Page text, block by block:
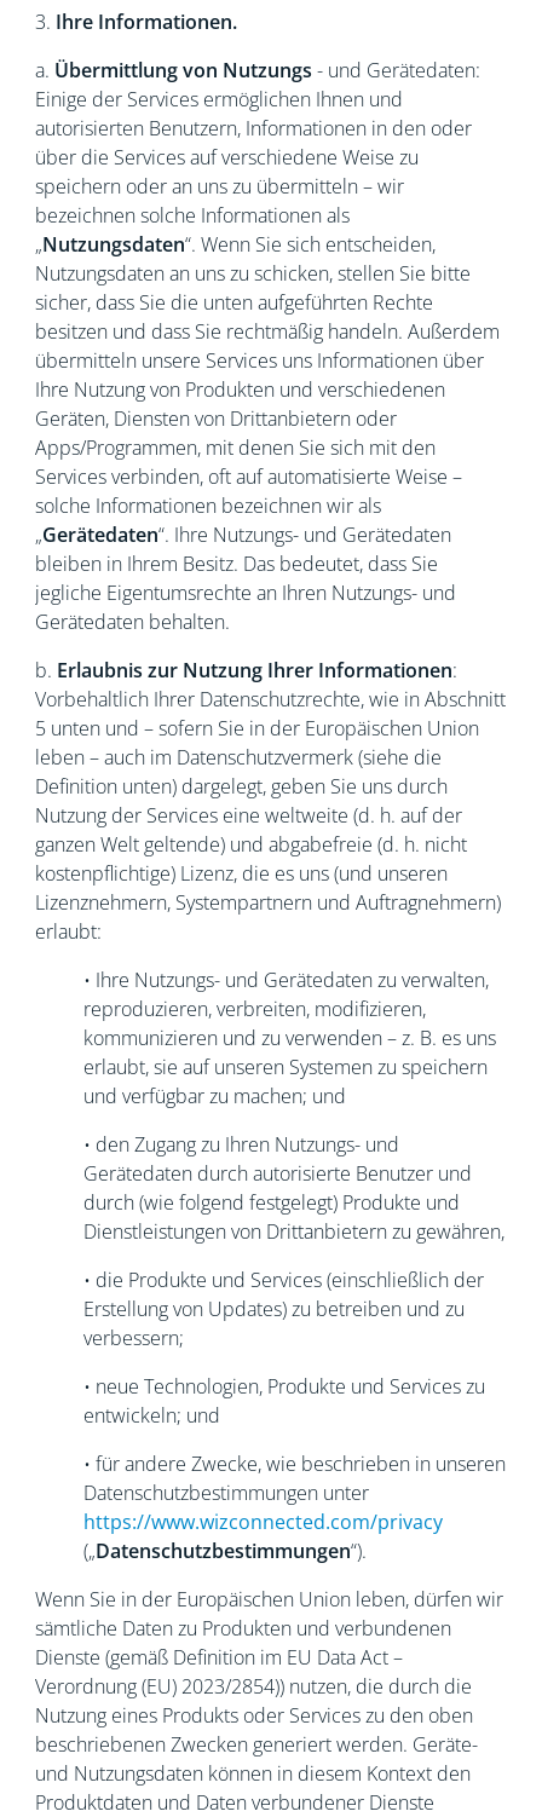
3. Ihre Informationen.
a. Übermittlung von Nutzungs - und Gerätedaten:
Einige der Services ermöglichen Ihnen und
autorisierten Benutzern, Informationen in den oder
über die Services auf verschiedene Weise zu
speichern oder an uns zu übermitteln – wir
bezeichnen solche Informationen als
„Nutzungsdaten“. Wenn Sie sich entscheiden,
Nutzungsdaten an uns zu schicken, stellen Sie bitte
sicher, dass Sie die unten aufgeführten Rechte
besitzen und dass Sie rechtmäßig handeln. Außerdem
übermitteln unsere Services uns Informationen über
Ihre Nutzung von Produkten und verschiedenen
Geräten, Diensten von Drittanbietern oder
Apps/Programmen, mit denen Sie sich mit den
Services verbinden, oft auf automatisierte Weise –
solche Informationen bezeichnen wir als
„Gerätedaten“. Ihre Nutzungs- und Gerätedaten
bleiben in Ihrem Besitz. Das bedeutet, dass Sie
jegliche Eigentumsrechte an Ihren Nutzungs- und
Gerätedaten behalten.
b. Erlaubnis zur Nutzung Ihrer Informationen:
Vorbehaltlich Ihrer Datenschutzrechte, wie in Abschnitt
5 unten und – sofern Sie in der Europäischen Union
leben – auch im Datenschutzvermerk (siehe die
Definition unten) dargelegt, geben Sie uns durch
Nutzung der Services eine weltweite (d. h. auf der
ganzen Welt geltende) und abgabefreie (d. h. nicht
kostenpflichtige) Lizenz, die es uns (und unseren
Lizenznehmern, Systempartnern und Auftragnehmern)
erlaubt:
• Ihre Nutzungs- und Gerätedaten zu verwalten,
reproduzieren, verbreiten, modifizieren,
kommunizieren und zu verwenden – z. B. es uns
erlaubt, sie auf unseren Systemen zu speichern
und verfügbar zu machen; und
• den Zugang zu Ihren Nutzungs- und
Gerätedaten durch autorisierte Benutzer und
durch (wie folgend festgelegt) Produkte und
Dienstleistungen von Drittanbietern zu gewähren,
• die Produkte und Services (einschließlich der
Erstellung von Updates) zu betreiben und zu
verbessern;
• neue Technologien, Produkte und Services zu
entwickeln; und
• für andere Zwecke, wie beschrieben in unseren
Datenschutzbestimmungen unter
https://www.wizconnected.com/privacy
(„Datenschutzbestimmungen“).
Wenn Sie in der Europäischen Union leben, dürfen wir
sämtliche Daten zu Produkten und verbundenen
Dienste (gemäß Definition im EU Data Act –
Verordnung (EU) 2023/2854)) nutzen, die durch die
Nutzung eines Produkts oder Services zu den oben
beschriebenen Zwecken generiert werden. Geräte-
und Nutzungsdaten können in diesem Kontext den
Produktdaten und Daten verbundener Dienste